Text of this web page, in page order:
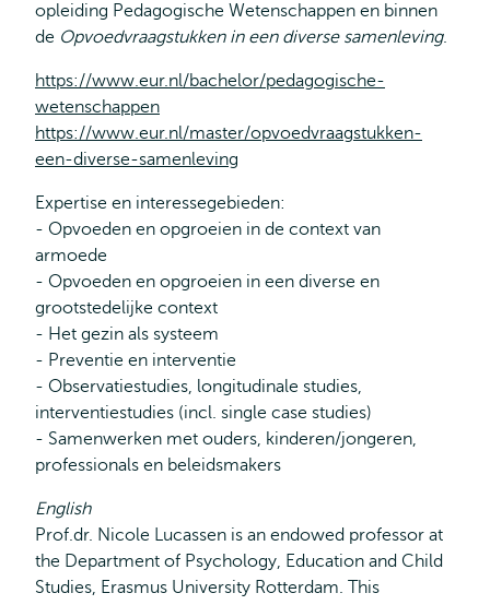
opleiding Pedagogische Wetenschappen en binnen
de Opvoedvraagstukken in een diverse samenleving.
https://www.eur.nl/bachelor/pedagogische-
wetenschappen
https://www.eur.nl/master/opvoedvraagstukken-
een-diverse-samenleving
Expertise en interessegebieden:
- Opvoeden en opgroeien in de context van
armoede
- Opvoeden en opgroeien in een diverse en
grootstedelijke context
- Het gezin als systeem
- Preventie en interventie
- Observatiestudies, longitudinale studies,
interventiestudies (incl. single case studies)
- Samenwerken met ouders, kinderen/jongeren,
professionals en beleidsmakers
English
Prof.dr. Nicole Lucassen is an endowed professor at
the Department of Psychology, Education and Child
Studies, Erasmus University Rotterdam. This